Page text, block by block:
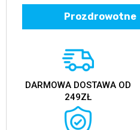
Prozdrowotne
DARMOWA DOSTAWA OD
249ZŁ